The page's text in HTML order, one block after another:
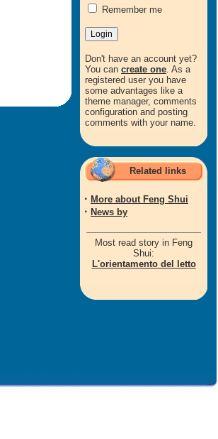
Remember me
Don't have an account yet?
You can create one. As a
registered user you have
some advantages like a
theme manager, comments
configuration and posting
comments with your name.
Related links
· More about Feng Shui
· News by
Most read story in Feng
Shui:
L'orientamento del letto